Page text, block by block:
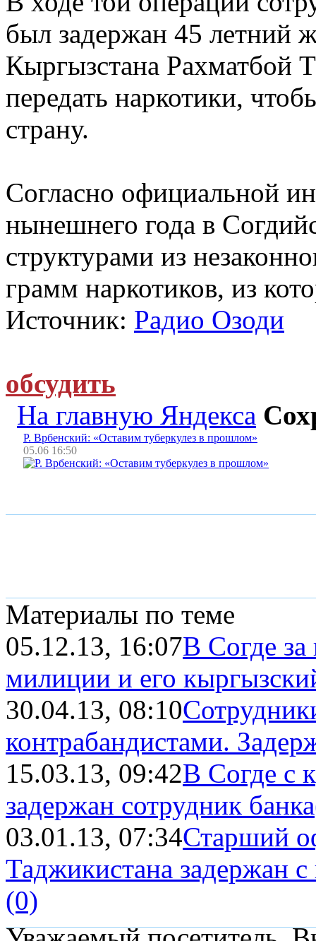
был задержан 45 летний
Кыргызстана Рахматбой
передать наркотики,
страну.
Согласно официальной
нынешнего года в
структурами из
грамм наркотиков, из
Источник: Радио Озоди
обсудить
На главную Яндекса
Р. Врбенский: «Оставим туберкулез в прошлом»
05.06 16:50
Материалы по теме
05.12.13, 16:07В Согде за
милиции и его
30.04.13, 08:10
контрабандистами.
15.03.13, 09:42В Согде с
задержан сотрудник банка
03.01.13, 07:34Старший
Таджикистана задержан
(0)